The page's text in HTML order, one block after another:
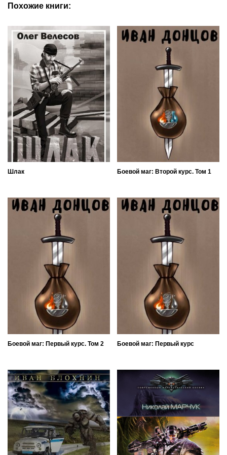
Похожие книги:
Шлак Боевой маг: Второй курс. Том 1
Боевой маг: Первый курс. Том 2 Боевой маг: Первый курс